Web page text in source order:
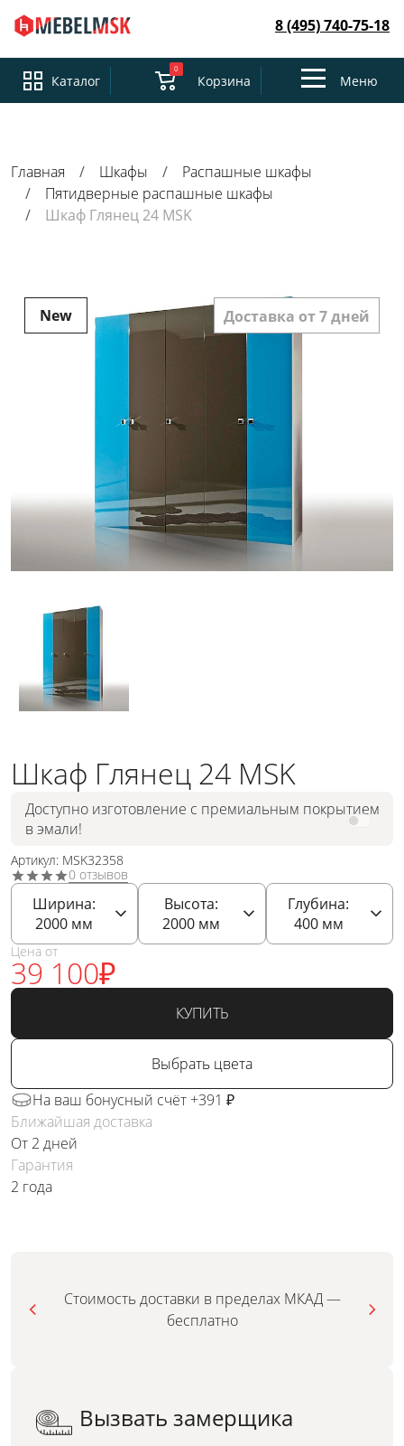
8 (495) 740-75-18
Каталог
0
Корзина
ToggleМеню
Главная Шкафы
Распашные шкафы
Пятидверные распашные шкафы
Шкаф Глянец 24 MSK
New Доставка от 7 дней
Шкаф Глянец 24 MSK
Доступно изготовление с премиальным покрытием
в эмали!
Артикул: MSK32358
0 отзывов
Ширина:
2000мм
Высота:
2000мм
Глубина:
400мм
Цена от
39 100₽
КУПИТЬ
Выбрать цвета
На ваш бонусный счёт +391 ₽
Ближайшая доставка
От 2 дней
Гарантия
2 года
Стоимость доставки в пределах МКАД —
бесплатно
Вызвать замерщика